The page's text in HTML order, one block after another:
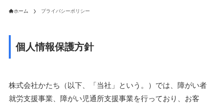
ホーム プライバシーポリシー
個人情報保護方針
株式会社かたち（以下、「当社」という。）では、障がい者
就労支援事業、障がい児通所支援事業を行っており、お客